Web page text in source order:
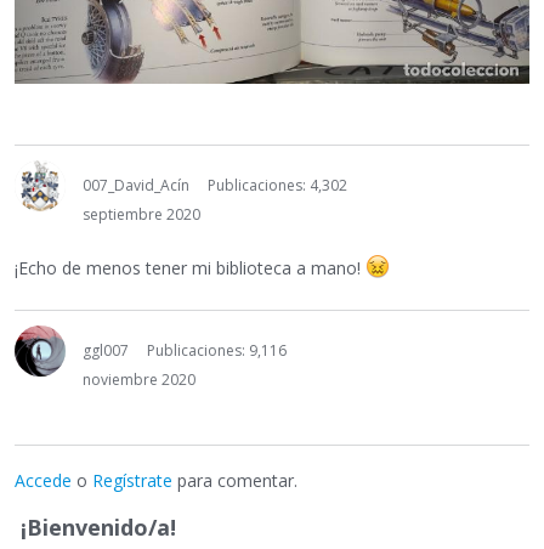
007_David_Acín
Publicaciones: 4,302
septiembre 2020
¡Echo de menos tener mi biblioteca a mano!
ggl007
Publicaciones: 9,116
noviembre 2020
Accede o Regístrate para comentar.
¡Bienvenido/a!